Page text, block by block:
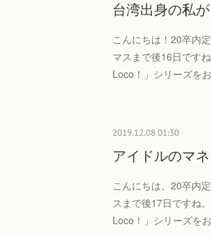
台湾出身の私
こんにちは！20卒内
マスまで後16日です
Loco！」シリーズを
2019.12.08 01:30
アイドルのマ
こんにちは、20卒内
スまで後17日ですね
Loco！」シリーズを